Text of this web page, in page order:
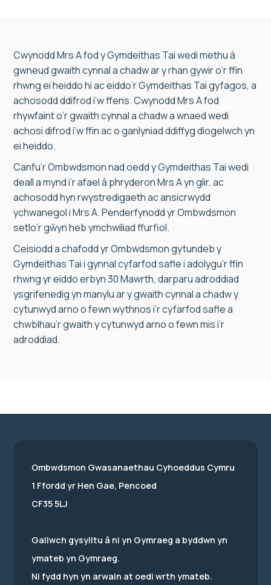
Cwynodd Mrs A fod y Gymdeithas Tai wedi methu â
gwneud gwaith cynnal a chadw ar y rhan gywir o’r ffin
rhwng ei heiddo hi ac eiddo’r Gymdeithas Tai gyfagos, a
achosodd ddifrod i’w ffens. Cwynodd Mrs A fod
rhywfaint o’r gwaith cynnal a chadw a wnaed wedi
achosi difrod i’w ffin ac o ganlyniad ddiffyg diogelwch yn
ei heiddo.
Canfu’r Ombwdsmon nad oedd y Gymdeithas Tai wedi
deall a mynd i’r afael â phryderon Mrs A yn glir, ac
achosodd hyn rwystredigaeth ac ansicrwydd
ychwanegol i Mrs A. Penderfynodd yr Ombwdsmon
setlo’r gŵyn heb ymchwiliad ffurfiol.
Ceisiodd a chafodd yr Ombwdsmon gytundeb y
Gymdeithas Tai i gynnal cyfarfod safle i adolygu’r ffin
rhwng yr eiddo erbyn 30 Mawrth, darparu adroddiad
ysgrifenedig yn manylu ar y gwaith cynnal a chadw y
cytunwyd arno o fewn wythnos i’r cyfarfod safle a
chwblhau’r gwaith y cytunwyd arno o fewn mis i’r
adroddiad.
Ombwdsmon Gwasanaethau Cyhoeddus Cymru
1 Ffordd yr Hen Gae, Pencoed
CF35 5LJ
Gallwch gysylltu â ni yn Gymraeg a byddwn yn
ymateb yn Gymraeg.
Ni fydd hyn yn arwain at oedi wrth ymateb.